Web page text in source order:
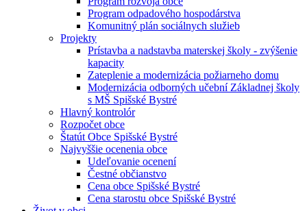
Program odpadového hospodárstva
Komunitný plán sociálnych služieb
Projekty
Prístavba a nadstavba materskej školy - zvýšenie
kapacity
Zateplenie a modernizácia požiarneho domu
Modernizácia odborných učební Základnej školy
s MŠ Spišské Bystré
Hlavný kontrolór
Rozpočet obce
Štatút Obce Spišské Bystré
Najvyššie ocenenia obce
Udeľovanie ocenení
Čestné občianstvo
Cena obce Spišské Bystré
Cena starostu obce Spišské Bystré